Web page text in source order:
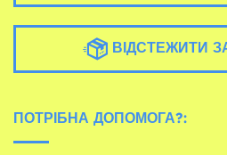
ВІДСТЕЖИТИ
ПОТРІБНА ДОПОМОГА?: